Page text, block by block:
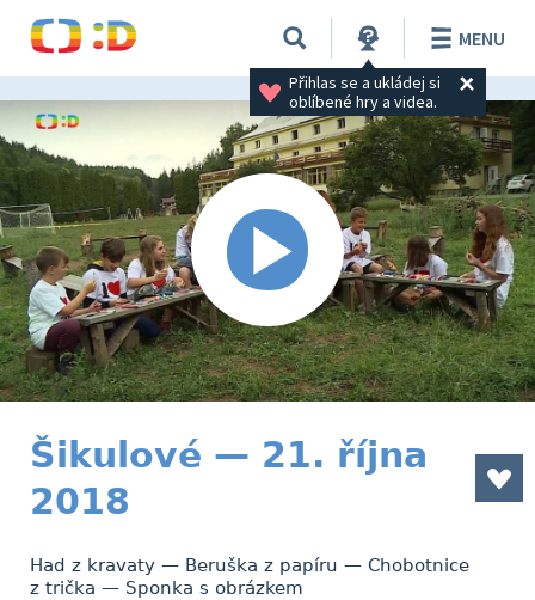
Přihlas se a ukládej si
oblíbené hry a videa.
MENU
Šikulové — 21. října
2018
Had z kravaty — Beruška z papíru — Chobotnice
z trička — Sponka s obrázkem